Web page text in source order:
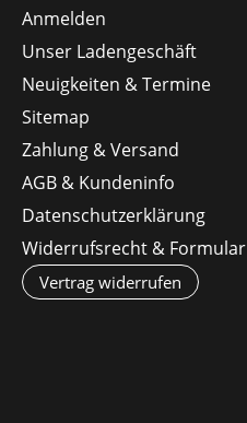
Anmelden
Unser Ladengeschäft
Neuigkeiten & Termine
Sitemap
Zahlung & Versand
AGB & Kundeninfo
Datenschutzerklärung
Widerrufsrecht & Formular
Vertrag widerrufen